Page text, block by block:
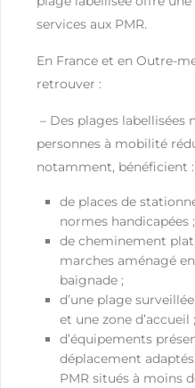
services aux PMR.
En France et en Outre-
retrouver :
– Des plages labellisées
personnes à mobilité
notamment, bénéficient :
de places de
normes handicapées ;
de cheminement
marches aménagé
baignade ;
d’une plage
et une zone d’accueil ;
d’équipements
déplacement
PMR situés à moins